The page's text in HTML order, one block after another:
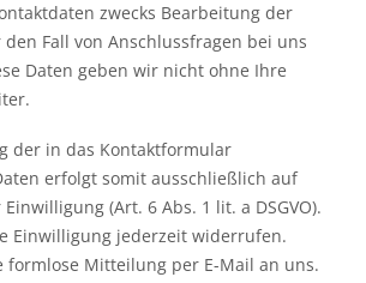
zwecks Bearbeitung der
Fall von Anschlussfragen bei uns
Daten geben wir nicht ohne Ihre
der in das Kontaktformular
erfolgt somit ausschließlich auf
(Art. 6 Abs. 1 lit. a DSGVO).
Einwilligung jederzeit widerrufen.
formlose Mitteilung per E-Mail an uns.